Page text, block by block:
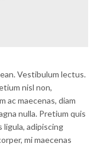
Vestibulum lectus.
nisl non,
ac maecenas, diam
nulla. Pretium quis
ligula, adipiscing
mi maecenas